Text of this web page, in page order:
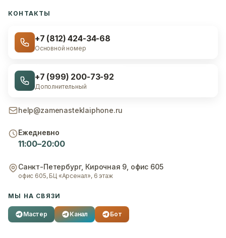
КОНТАКТЫ
+7 (812) 424-34-68
Основной номер
+7 (999) 200-73-92
Дополнительный
help@zamenasteklaiphone.ru
Ежедневно
11:00–20:00
Санкт-Петербург, Кирочная 9, офис 605
офис 605, БЦ «Арсенал», 6 этаж
МЫ НА СВЯЗИ
Мастер Канал Бот